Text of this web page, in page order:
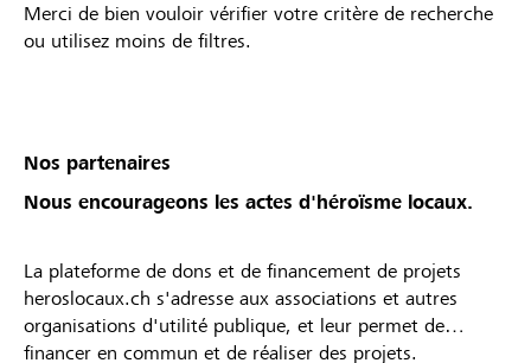
Merci de bien vouloir vérifier votre critère de recherche
ou utilisez moins de filtres.
Nos partenaires
Nous encourageons les actes d'héroïsme locaux.
La plateforme de dons et de financement de projets
heroslocaux.ch s'adresse aux associations et autres
organisations d'utilité publique, et leur permet de
financer en commun et de réaliser des projets.